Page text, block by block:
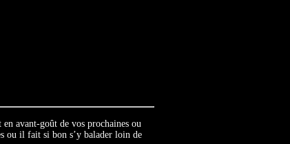
avant-goût de vos prochaines ou
ou il fait si bon s’y balader loin de